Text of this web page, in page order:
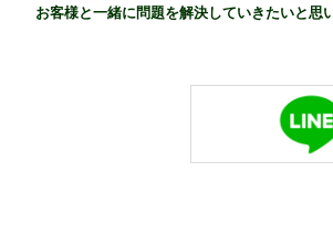
お客様と一緒に問題を解決していきたいと思